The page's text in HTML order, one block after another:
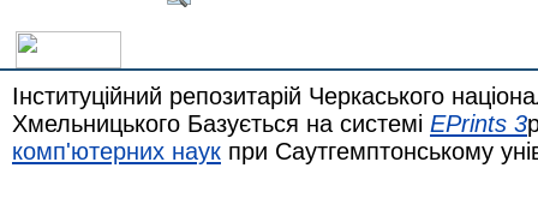
Інституційний репозитарій Черкаського
Хмельницького Базується на системі EPrints 3
комп'ютерних наук при Саутгемптонському